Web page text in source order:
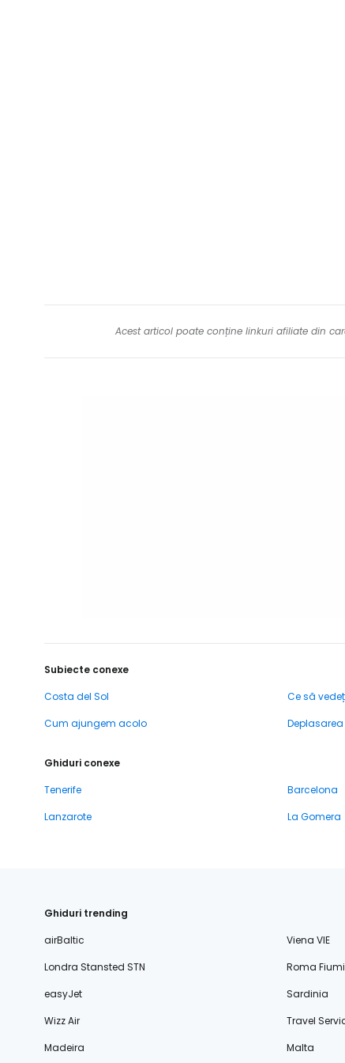
Acest articol poate conține linkuri afiliate din
Subiecte conexe
Costa del Sol
Ce să
Cum ajungem acolo
Deplasarea
Ghiduri conexe
Tenerife
Barcelona
Lanzarote
La Gomera
Ghiduri trending
airBaltic
Viena VIE
Londra Stansted STN
Roma
easyJet
Sardinia
Wizz Air
Travel
Madeira
Malta